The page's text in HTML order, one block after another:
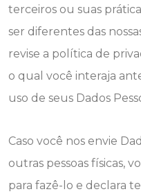
terceiros ou suas
ser diferentes das
revise a política de
o qual você interaja
uso de seus Dados
Caso você nos envie
outras pessoas físicas,
para fazê-lo e declara